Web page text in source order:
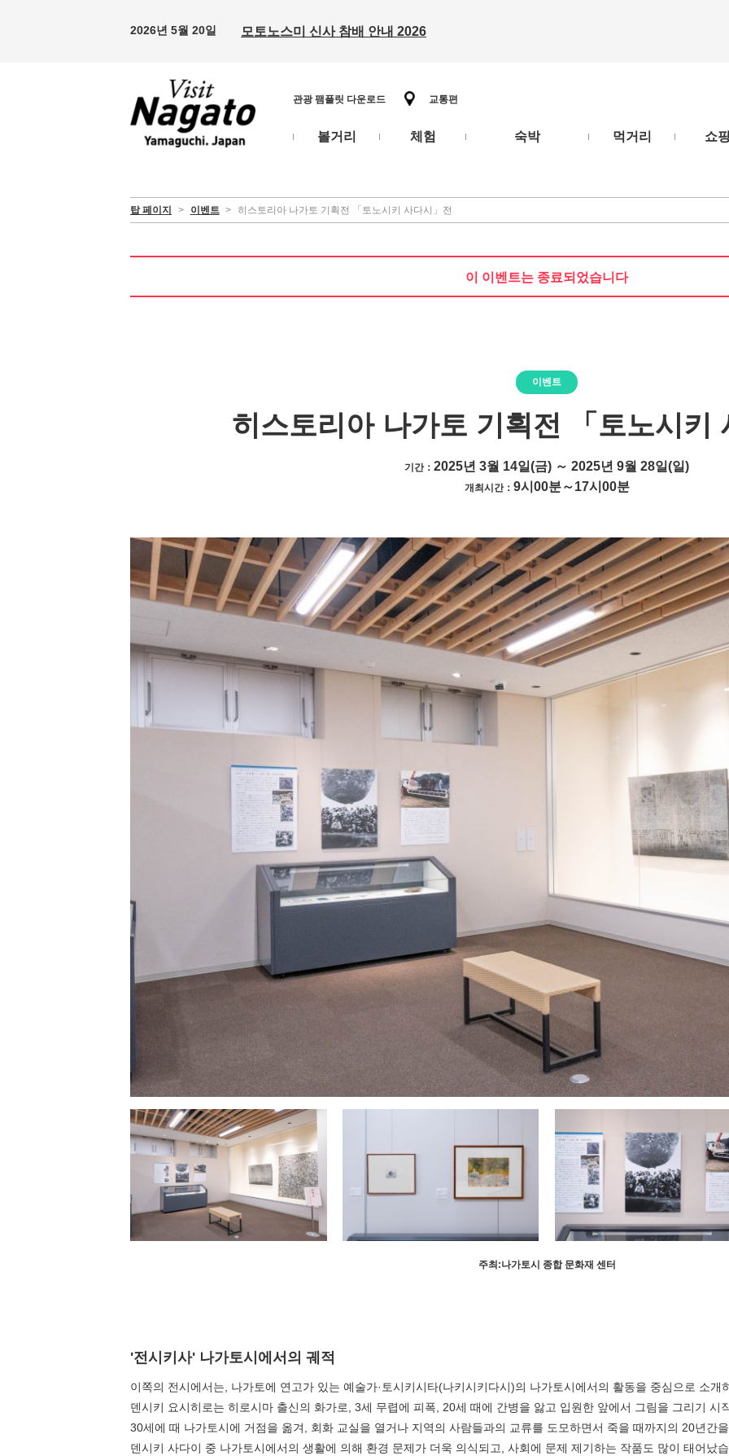
2026년 5월 20일 모토노스미 신사 참배 안내 2026
관광 팸플릿 다운로드 교통편
볼거리 체험 숙박 먹거리 쇼핑
탑 페이지 > 이벤트 > 히스토리아 나가토 기획전 「토노시키 사다시」전
이 이벤트는 종료되었습니다
이벤트
히스토리아 나가토 기획전 「토노시키
기간： 2025년 3월 14일(금) ～ 2025년 9월 28일(일)
개최시간： 9시00분～17시00분
주최:나가토시 종합 문화재 센터
'전시키사' 나가토시에서의 궤적
이쪽의 전시에서는, 나가토에 연고가 있는 예술가·토시키시타(나키시키다시)의 나가토시에서의 활동을 중심으로 소개
덴시키 요시히로는 ​​히로시마 출신의 화가로, 3세 무렵에 피폭, 20세 때에 간병을 앓고 입원한 앞에서 그림을 그리기 시
30세에 때 나가토시에 거점을 옮겨, 회화 교실을 열거나 지역의 사람들과의 교류를 도모하면서 죽을 때까지의 20년간
덴시키 사다이 중 나가토시에서의 생활에 의해 환경 문제가 더욱 의식되고, 사회에 문제 제기하는 작품도 많이 태어났습
8월
계절별 검색 by Season 지역별 검색 by